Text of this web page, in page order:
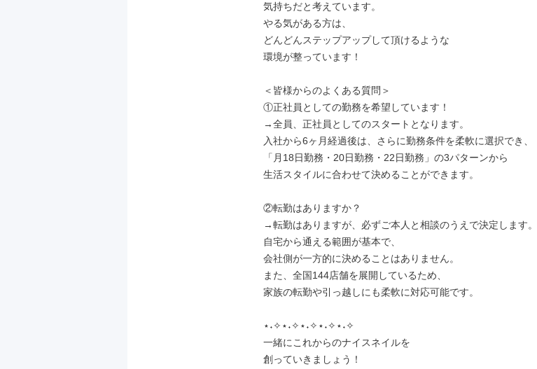
気持ちだと考えています。
やる気がある方は、
どんどんステップアップして頂けるような
環境が整っています！
＜皆様からのよくある質問＞
①正社員としての勤務を希望しています！
→全員、正社員としてのスタートとなります。
入社から6ヶ月経過後は、さらに勤務条件を柔軟に選択でき、
「月18日勤務・20日勤務・22日勤務」の3パターンから
生活スタイルに合わせて決めることができます。
②転勤はありますか？
→転勤はありますが、必ずご本人と相談のうえで決定します。
自宅から通える範囲が基本で、
会社側が一方的に決めることはありません。
また、全国144店舗を展開しているため、
家族の転勤や引っ越しにも柔軟に対応可能です。
⋆˖✧⋆˖✧⋆˖✧⋆˖✧⋆˖✧
一緒にこれからのナイスネイルを
創っていきましょう！